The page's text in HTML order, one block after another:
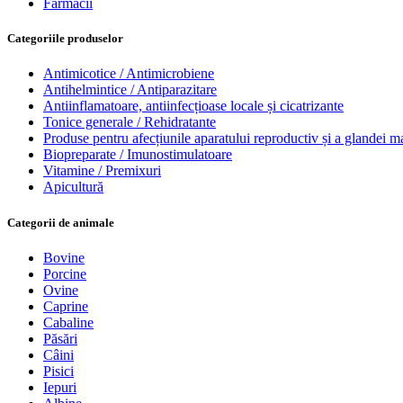
Farmacii
Categoriile produselor
Antimicotice / Antimicrobiene
Antihelmintice / Antiparazitare
Antiinflamatoare, antiinfecțioase locale și cicatrizante
Tonice generale / Rehidratante
Produse pentru afecțiunile aparatului reproductiv și a glandei
Biopreparate / Imunostimulatoare
Vitamine / Premixuri
Apicultură
Categorii de animale
Bovine
Porcine
Ovine
Caprine
Cabaline
Păsări
Câini
Pisici
Iepuri